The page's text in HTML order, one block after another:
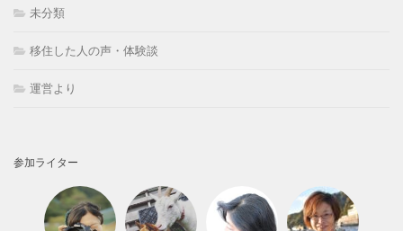
未分類
移住した人の声・体験談
運営より
参加ライター